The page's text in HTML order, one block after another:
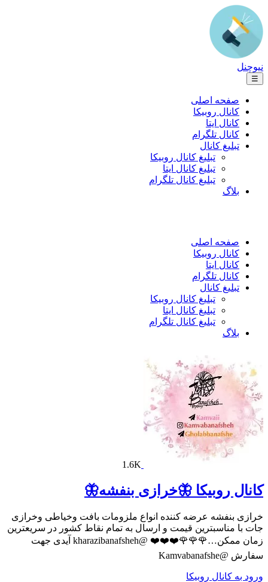
نیوچنل
☰
صفحه اصلی
کانال روبیکا
کانال ایتا
کانال تلگرام
تبلیغ کانال
تبلیغ کانال روبیکا
تبلیغ کانال ایتا
تبلیغ کانال تلگرام
بلاگ
صفحه اصلی
کانال روبیکا
کانال ایتا
کانال تلگرام
تبلیغ کانال
تبلیغ کانال روبیکا
تبلیغ کانال ایتا
تبلیغ کانال تلگرام
بلاگ
1.6K
کانال روبیکا 🦋خرازی بنفشه🦋
خرازی بنفشه عرضه کننده انواع ملزومات بافت وخیاطی وخرازی
جات با مناسبترین قیمت و ارسال به تمام نقاط کشور در سریعترین
زمان ممکن…🌹🌹🌹❤️❤️❤️ @kharazibanafsheh آیدی جهت
سفارش @Kamvabanafshe
ورود به کانال روبیکا